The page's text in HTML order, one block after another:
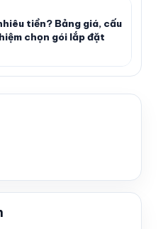
tiền? Bảng giá, cấu
chọn gói lắp đặt